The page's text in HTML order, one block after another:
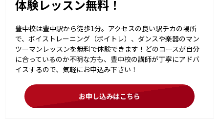
体験レッスン無料！
豊中校は豊中駅から徒歩1分。アクセスの良い駅チカの場所
で、ボイストレーニング（ボイトレ）、ダンスや楽器のマン
ツーマンレッスンを無料で体験できます！どのコースが自分
に合っているのか不明な方も、豊中校の講師が丁寧にアドバ
イスするので、気軽にお申込み下さい！
お申し込みはこちら